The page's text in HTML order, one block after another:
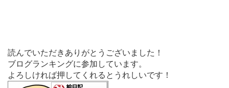
読んでいただきありがとうございました！
ブログランキングに参加しています。
よろしければ押してくれるとうれしいです！